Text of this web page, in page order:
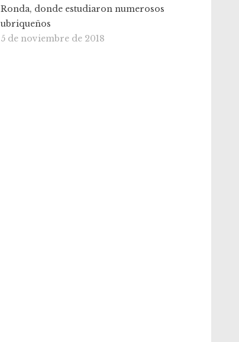
Ronda, donde estudiaron numerosos
ubriqueños
5 de noviembre de 2018